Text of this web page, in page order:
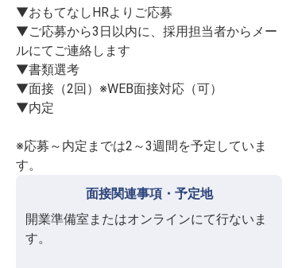
▼おもてなしHRよりご応募
▼ご応募から3日以内に、採用担当者からメー
ルにてご連絡します
▼書類選考
▼面接（2回）※WEB面接対応（可）
▼内定
※応募～内定までは2～3週間を予定していま
す。
面接関連事項・予定地
開業準備室またはオンラインにて行ないま
す。